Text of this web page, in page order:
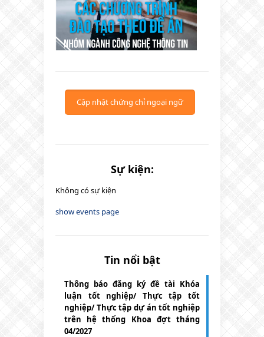
Cập nhật chứng chỉ ngoại ngữ
Sự kiện:
Không có sự kiện
show events page
Tin nổi bật
Thông báo đăng ký đề tài Khóa
luận tốt nghiệp/ Thực tập tốt
nghiệp/ Thực tập dự án tốt nghiệp
trên hệ thống Khoa đợt tháng
04/2027